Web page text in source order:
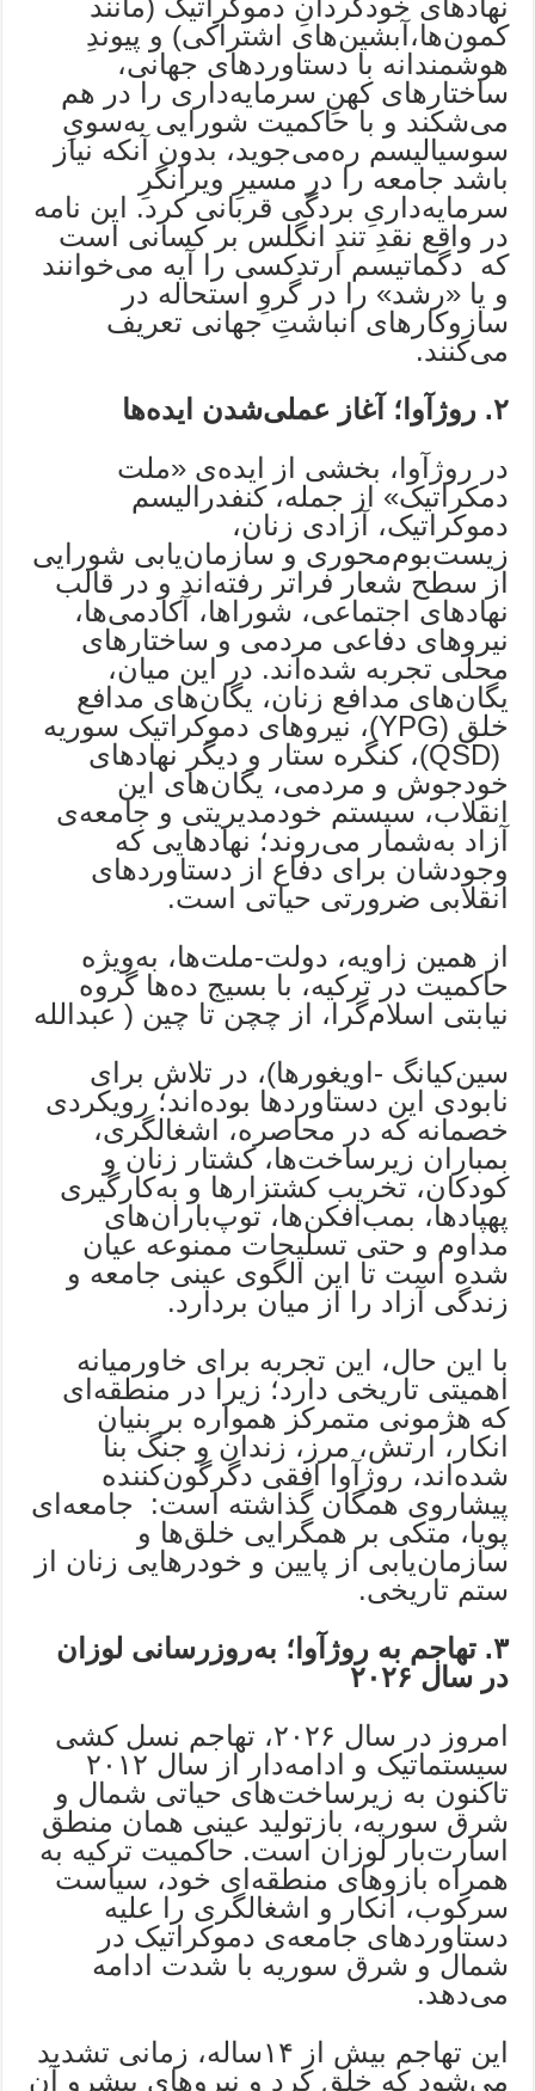
نهادهای خودگردانِ دموکراتیک (مانند
کمون‌ها،‌آبشین‌های اشتراکی) و پیوندِ
هوشمندانه با دستاوردهای جهانی،
ساختارهای کهنِ سرمایه‌داری را در هم
می‌شکند و با حاکمیت شورایی به‌سویِ
سوسیالیسم ره‌‌می‌جوید، بدون آنکه نیاز
باشد جامعه را در مسیرِ ویرانگرِ
سرمایه‌داریِ بردگی قربانی کرد. این نامه
در واقع نقدِ تندِ انگلس بر کسانی است
که دگماتیسم ارتدکسی را آیه می‌‌خوانند
و یا «رشد» را در گروِ استحاله در
سازوکارهای انباشتِ جهانی تعریف
می‌کنند.
۲. روژآوا؛ آغاز عملی‌شدن ایده‌ها
در روژآوا، بخشی از ایده‌‌ی «ملت
دمکراتیک» از جمله، کنفدرالیسم
دموکراتیک، آزادی زنان،
زیست‌بوم‌محوری و سازمان‌یابی شورایی
از سطح شعار فراتر رفته‌اند و در قالب
نهادهای اجتماعی، شوراها، آکادمی‌ها،
نیروهای دفاعی مردمی و ساختارهای
محلی تجربه شده‌اند. در این میان،
یگان‌های مدافع زنان، یگان‌های مدافع
خلق (YPG)، نیروهای دموکراتیک سوریه
(QSD)، کنگره ستار و دیگر نهادهای
خودجوش و مردمی، یگان‌های این
انقلاب، سیستم خودمدیریتی و جامعه‌ی
آزاد به‌شمار می‌روند؛ نهادهایی که
وجودشان برای دفاع از دستاوردهای
انقلابی ضرورتی حیاتی است.
از همین زاویه، دولت-ملت‌ها، به‌ویژه
حاکمیت در ترکیه، با بسیج ده‌ها گروه
نیابتی اسلام‌گرا، از چچن تا چین ( عبدالله
سین‌کیانگ -اویغورها)، در تلاش برای
نابودی این دستاوردها بوده‌اند؛ رویکردی
خصمانه که در محاصره، اشغالگری،
بمباران زیرساخت‌ها، کشتار زنان و
کودکان، تخریب کشتزارها و به‌کارگیری
پهپادها، بمب‌افکن‌ها، توپ‌باران‌های
مداوم و حتی تسلیحات ممنوعه عیان
شده است تا این الگوی عینی جامعه و
زندگی آزاد را از میان بردارد.
با این حال، این تجربه برای خاورمیانه
اهمیتی تاریخی دارد؛ زیرا در منطقه‌ای
که هژمونی متمرکز همواره بر بنیان
انکار، ارتش، مرز، زندان و جنگ بنا
شده‌اند، روژآوا افقی دگرگون‌کننده
پیشاروی همگان گذاشته است: جامعه‌ای
پویا، متکی بر همگرایی خلق‌ها و
سازمان‌یابی از پایین و خودرهایی زنان از
ستم تاریخی.
۳. تهاجم به روژآوا؛ به‌روزرسانی لوزان
در سال ۲۰۲۶
امروز در سال ۲۰۲۶، تهاجم نسل کشی
سیستماتیک و ادامه‌دار از سال ۲۰۱۲
تاکنون به زیرساخت‌های حیاتی شمال و
شرق سوریه، بازتولید عینی همان منطق
اسارت‌بار لوزان است. حاکمیت ترکیه به
همراه بازوهای منطقه‌ای خود، سیاست
سرکوب، انکار و اشغالگری را علیه
دستاوردهای جامعه‌ی دموکراتیک در
شمال و شرق سوریه با شدت ادامه
می‌دهد.
این تهاجم بیش از ۱۴ساله، زمانی تشدید
می‌شود که خلق کرد و نیروهای پیشرو آن